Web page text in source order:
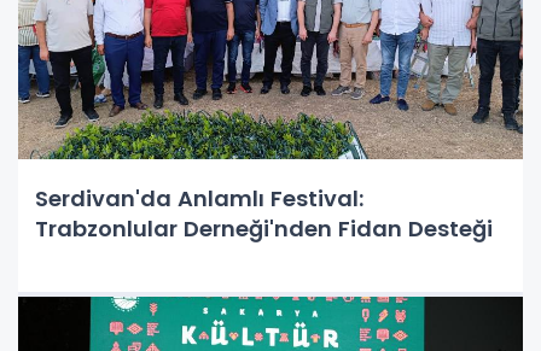
Serdivan'da Anlamlı Festival:
Trabzonlular Derneği'nden Fidan Desteği